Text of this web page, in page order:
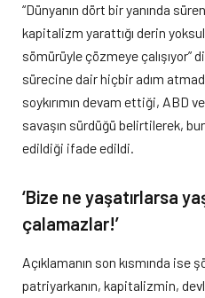
“Dünyanın dört bir yanında
kapitalizm yarattığı derin
sömürüyle çözmeye çalışıyor”
sürecine dair hiçbir adım
soykırımın devam ettiği, ABD
savaşın sürdüğü belirtilerek,
edildiği ifade edildi.
‘Bize ne yaşatırlarsa
çalamazlar!’
Açıklamanın son kısmında ise
patriyarkanın, kapitalizmin,